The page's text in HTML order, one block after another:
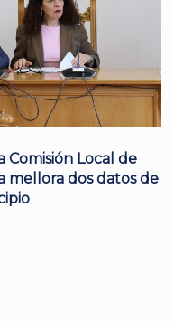
Comisión Local de
mellora dos datos de